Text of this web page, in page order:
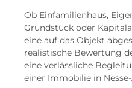
Ob Einfamilienhaus,
Grundstück oder
eine auf das Objekt
realistische Bewertung
eine verlässliche
einer Immobilie in